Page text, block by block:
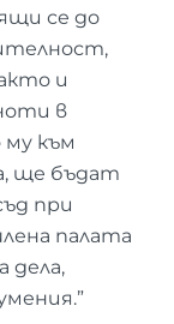
се до
и
в
му към
ще бъдат
при
палата
дела,